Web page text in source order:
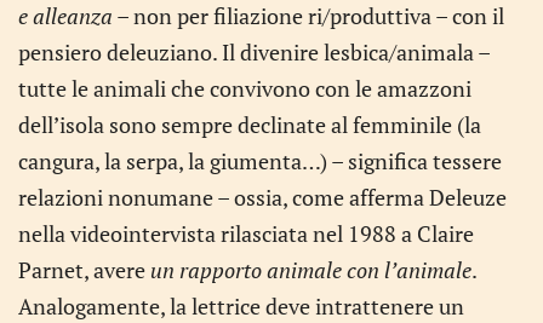
e alleanza – non per filiazione ri/produttiva – con il
pensiero deleuziano. Il divenire lesbica/animala –
tutte le animali che convivono con le amazzoni
dell’isola sono sempre declinate al femminile (la
cangura, la serpa, la giumenta…) – significa tessere
relazioni nonumane – ossia, come afferma Deleuze
nella videointervista rilasciata nel 1988 a Claire
Parnet, avere un rapporto animale con l’animale.
Analogamente, la lettrice deve intrattenere un